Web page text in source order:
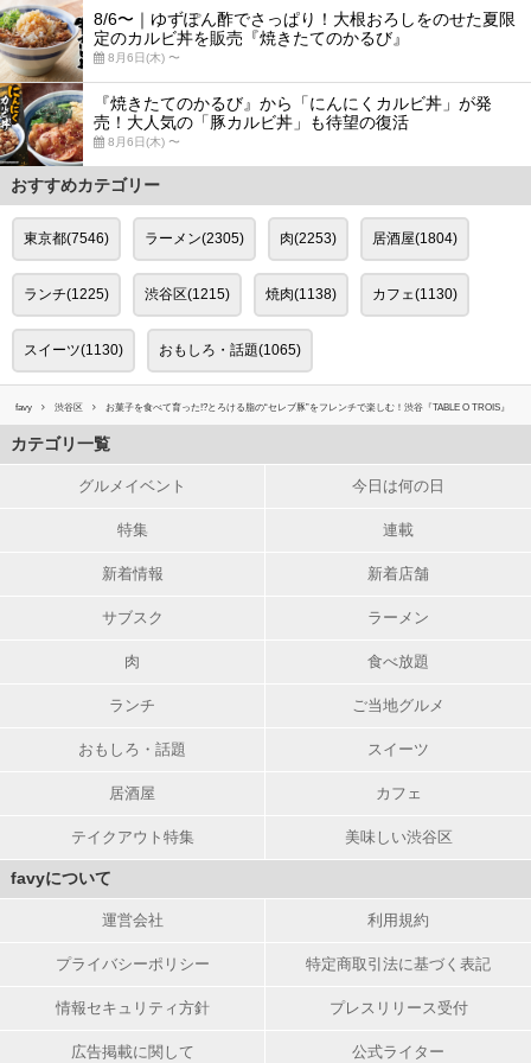
8/6〜｜ゆずぽん酢でさっぱり！大根おろしをのせた夏限
定のカルビ丼を販売『焼きたてのかるび』
8月6日(木) 〜
『焼きたてのかるび』から「にんにくカルビ丼」が発
売！大人気の「豚カルビ丼」も待望の復活
8月6日(木) 〜
おすすめカテゴリー
東京都(7546) ラーメン(2305) 肉(2253) 居酒屋(1804)
ランチ(1225) 渋谷区(1215) 焼肉(1138) カフェ(1130)
スイーツ(1130) おもしろ・話題(1065)
favy 渋谷区 お菓子を食べて育った!?とろける脂の“セレブ豚”をフレンチで楽しむ！渋谷『TABLE O TROIS』
カテゴリ一覧
グルメイベント 今日は何の日
特集 連載
新着情報 新着店舗
サブスク ラーメン
肉 食べ放題
ランチ ご当地グルメ
おもしろ・話題 スイーツ
居酒屋 カフェ
テイクアウト特集 美味しい渋谷区
favyについて
運営会社 利用規約
プライバシーポリシー 特定商取引法に基づく表記
情報セキュリティ方針 プレスリリース受付
広告掲載に関して 公式ライター